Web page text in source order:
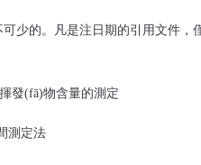
。凡是注日期的引用文件，
發(fā)物含量的測定
測定法